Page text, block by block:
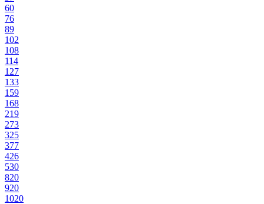
60
76
89
102
108
114
127
133
159
168
219
273
325
377
426
530
820
920
1020